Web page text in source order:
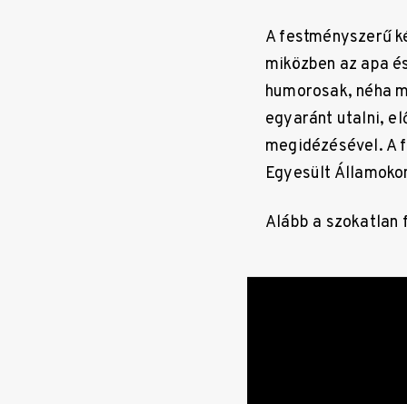
A festményszerű
miközben az apa
humorosak, néha
egyaránt utalni,
megidézésével. A
Egyesült
Alább a